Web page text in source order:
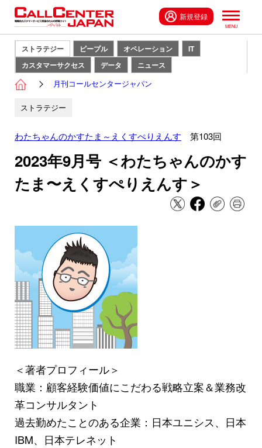
新規登録
ストラテジー ピープル オペレーション
IT
カスタマーサクセス
データ ニュース
月刊コールセンタージャパン
ストラテジー
わたちゃんのかすたま～えくすぺりえんす 第103回
2023年9月号 ＜わたちゃんのかす
たま〜えくすぺりえんす＞
＜著者プロフィール＞
職業：顧客経験価値にこだわる戦略立案＆業務改
革コンサルタント
過去勤めたことのある企業：日本ユニシス、日本
IBM、日本テレネット